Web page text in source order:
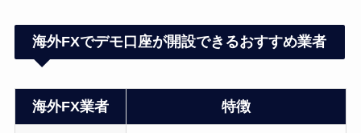
海外FXでデモ口座が開設できるおすすめ業者
海外FX業者 特徴